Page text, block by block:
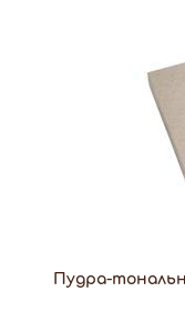
Пудра-